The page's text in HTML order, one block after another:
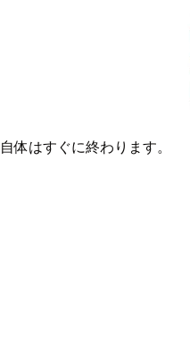
体はすぐに終わります。